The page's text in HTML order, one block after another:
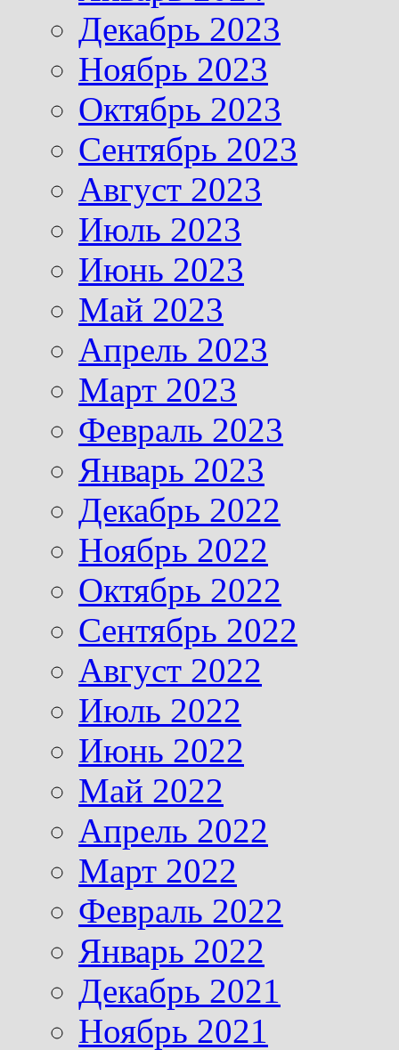
Декабрь 2023
Ноябрь 2023
Октябрь 2023
Сентябрь 2023
Август 2023
Июль 2023
Июнь 2023
Май 2023
Апрель 2023
Март 2023
Февраль 2023
Январь 2023
Декабрь 2022
Ноябрь 2022
Октябрь 2022
Сентябрь 2022
Август 2022
Июль 2022
Июнь 2022
Май 2022
Апрель 2022
Март 2022
Февраль 2022
Январь 2022
Декабрь 2021
Ноябрь 2021